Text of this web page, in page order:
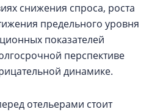
снижения спроса, роста
предельного уровня
показателей
перспективе
динамике.
отельерами стоит